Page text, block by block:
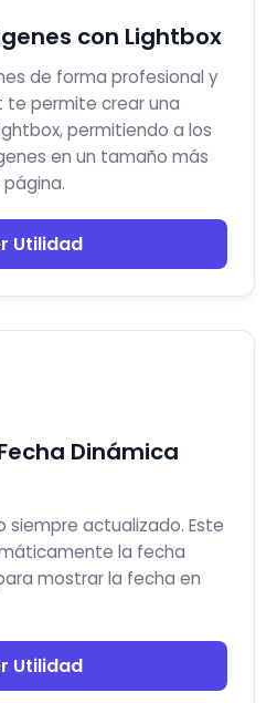
con Lightbox
de forma profesional y
te permite crear una
permitiendo a los
en un tamaño más
Utilidad
Dinámica
actualizado. Este
la fecha
mostrar la fecha en
Utilidad